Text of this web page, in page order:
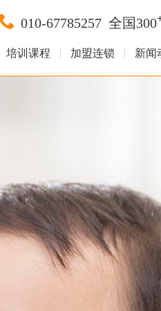
010-67785257 全国300
培训课程 加盟连锁 新闻